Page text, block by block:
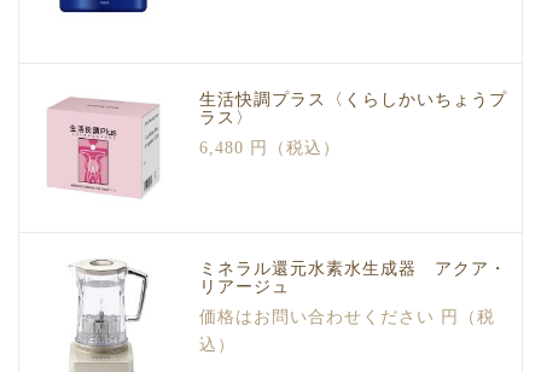
生活快調プラス〈くらしかいちょうプ
ラス〉
6,480 円（税込）
ミネラル還元水素水生成器 アクア・
リアージュ
価格はお問い合わせください 円（税
込）